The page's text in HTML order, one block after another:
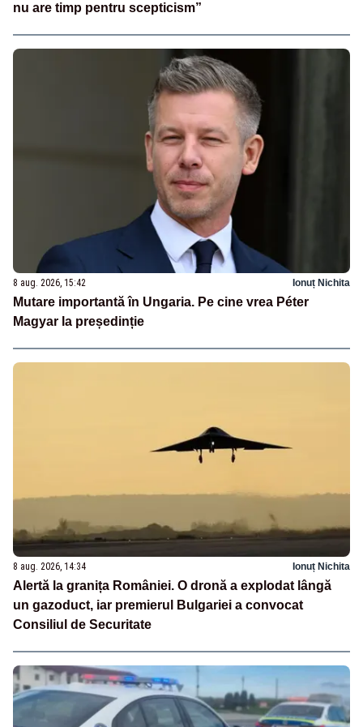
nu are timp pentru scepticism”
8 aug. 2026, 15:42 Ionuț Nichita
Mutare importantă în Ungaria. Pe cine vrea Péter
Magyar la președinție
8 aug. 2026, 14:34 Ionuț Nichita
Alertă la granița României. O dronă a explodat lângă
un gazoduct, iar premierul Bulgariei a convocat
Consiliul de Securitate